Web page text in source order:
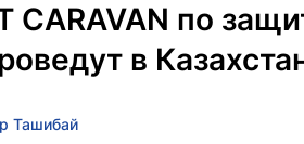
CARAVAN по
в
Ташибай